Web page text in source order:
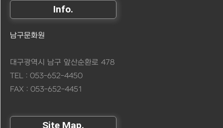
Info.
남구문화원
대구광역시 남구 앞산순환로 478
TEL : 053-652-4450
FAX : 053-652-4451
Site Map.